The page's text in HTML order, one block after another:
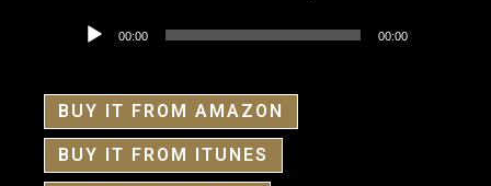
Audio-
00:00 00:00
BUY IT FROM AMAZON
BUY IT FROM ITUNES